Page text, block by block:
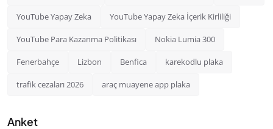
YouTube Yapay Zeka YouTube Yapay Zeka İçerik Kirliliği
YouTube Para Kazanma Politikası Nokia Lumia 300
Fenerbahçe Lizbon Benfica karekodlu plaka
trafik cezaları 2026 araç muayene app plaka
Anket